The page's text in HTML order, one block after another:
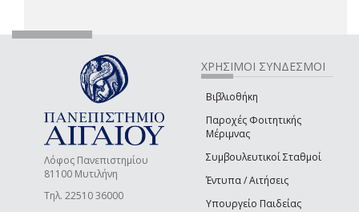
Λόφος Πανεπιστημίου
81100 Μυτιλήνη
Τηλ. 22510 36000
ΧΡΗΣΙΜΟΙ ΣΥΝΔΕΣΜΟΙ
Βιβλιοθήκη
Παροχές Φοιτητικής
Μέριμνας
Συμβουλευτικοί Σταθμοί
Έντυπα / Αιτήσεις
Υπουργείο Παιδείας